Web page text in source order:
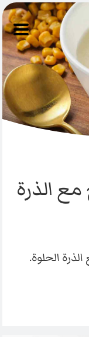
الذرة
الحلوة.